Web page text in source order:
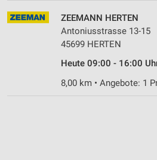
ZEEMANN HERTEN
Antoniusstrasse 13-15
45699 HERTEN
Heute 09:00 - 16:00
8,00 km • Angebote: 1